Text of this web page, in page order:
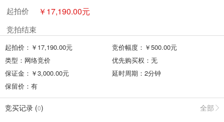
起拍价 ￥17,190.00元
竞拍结束
起拍价：￥ 17,190.00元 竞价幅度：￥500.00元
类型： 网络竞价 优先购买权： 无
保证金：￥3,000.00元 延时周期： 2分钟
保留价： 有
竞买记录 (0) 全部